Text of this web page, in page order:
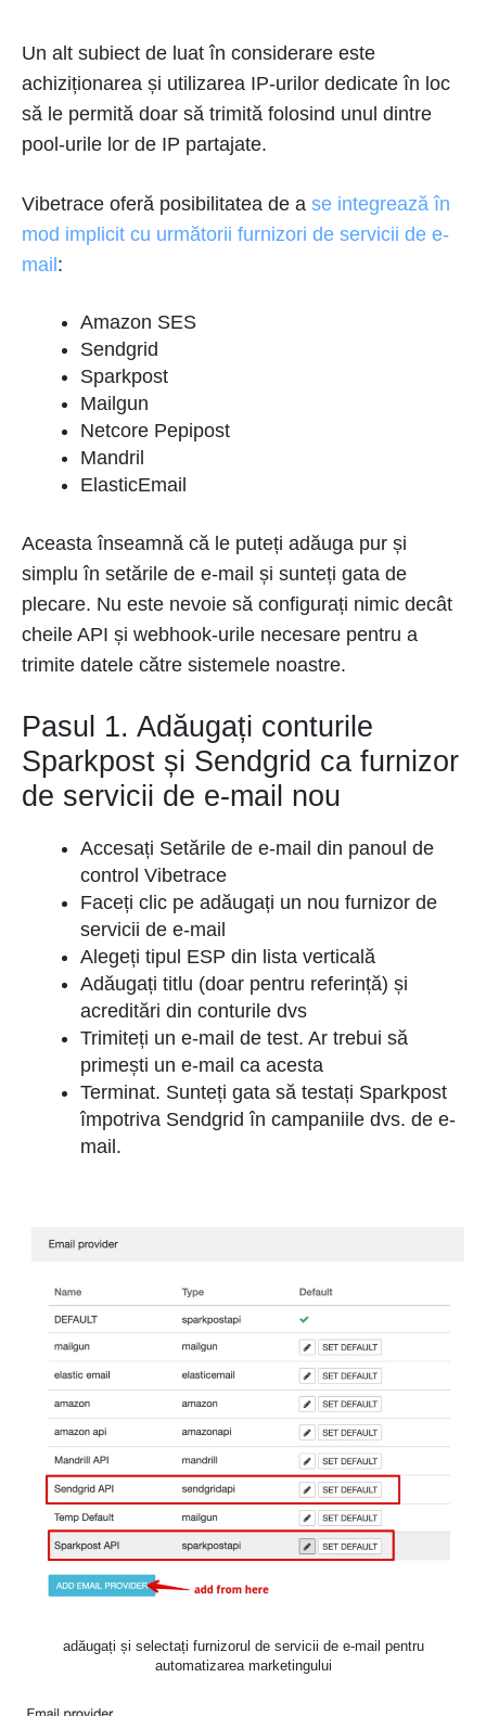
Un alt subiect de luat în considerare este
achiziționarea și utilizarea IP-urilor dedicate în loc
să le permită doar să trimită folosind unul dintre
pool-urile lor de IP partajate.
Vibetrace oferă posibilitatea de a se integrează în
mod implicit cu următorii furnizori de servicii de e-
mail:
Amazon SES
Sendgrid
Sparkpost
Mailgun
Netcore Pepipost
Mandril
ElasticEmail
Aceasta înseamnă că le puteți adăuga pur și
simplu în setările de e-mail și sunteți gata de
plecare. Nu este nevoie să configurați nimic decât
cheile API și webhook-urile necesare pentru a
trimite datele către sistemele noastre.
Pasul 1. Adăugați conturile
Sparkpost și Sendgrid ca furnizor
de servicii de e-mail nou
Accesați Setările de e-mail din panoul de
control Vibetrace
Faceți clic pe adăugați un nou furnizor de
servicii de e-mail
Alegeți tipul ESP din lista verticală
Adăugați titlu (doar pentru referință) și
acreditări din conturile dvs
Trimiteți un e-mail de test. Ar trebui să
primești un e-mail ca acesta
Terminat. Sunteți gata să testați Sparkpost
împotriva Sendgrid în campaniile dvs. de e-
mail.
adăugați și selectați furnizorul de servicii de e-mail pentru
automatizarea marketingului